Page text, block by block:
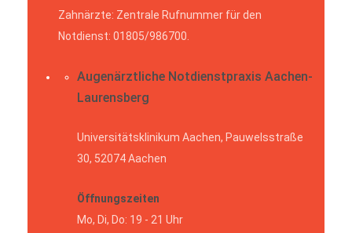
Zahnärzte: Zentrale Rufnummer für den
Notdienst: 01805/986700.
Augenärztliche Notdienstpraxis Aachen-
Laurensberg
Universitätsklinikum Aachen, Pauwelsstraße
30, 52074 Aachen
Öffnungszeiten
Mo, Di, Do: 19 - 21 Uhr